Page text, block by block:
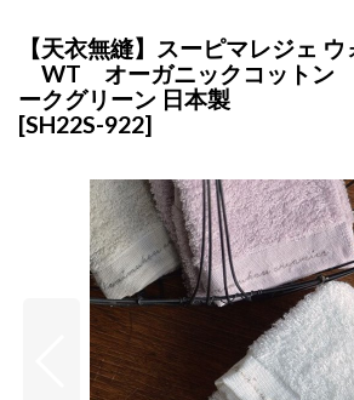
【天衣無縫】スーピマレジェ
WT オーガニックコット
ークグリーン 日本製
[SH22S-922]